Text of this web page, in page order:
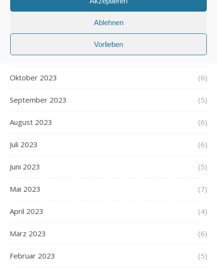
Ablehnen
Vorlieben
Januar 2024 (6)
Dezember 2023 (5)
November 2023 (5)
Oktober 2023 (6)
September 2023 (5)
August 2023 (6)
Juli 2023 (6)
Juni 2023 (5)
Mai 2023 (7)
April 2023 (4)
März 2023 (6)
Februar 2023 (5)